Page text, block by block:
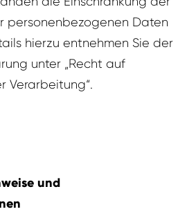
personenbezogenen Daten
hierzu entnehmen Sie der
unter „Recht auf
Verarbeitung“.
und